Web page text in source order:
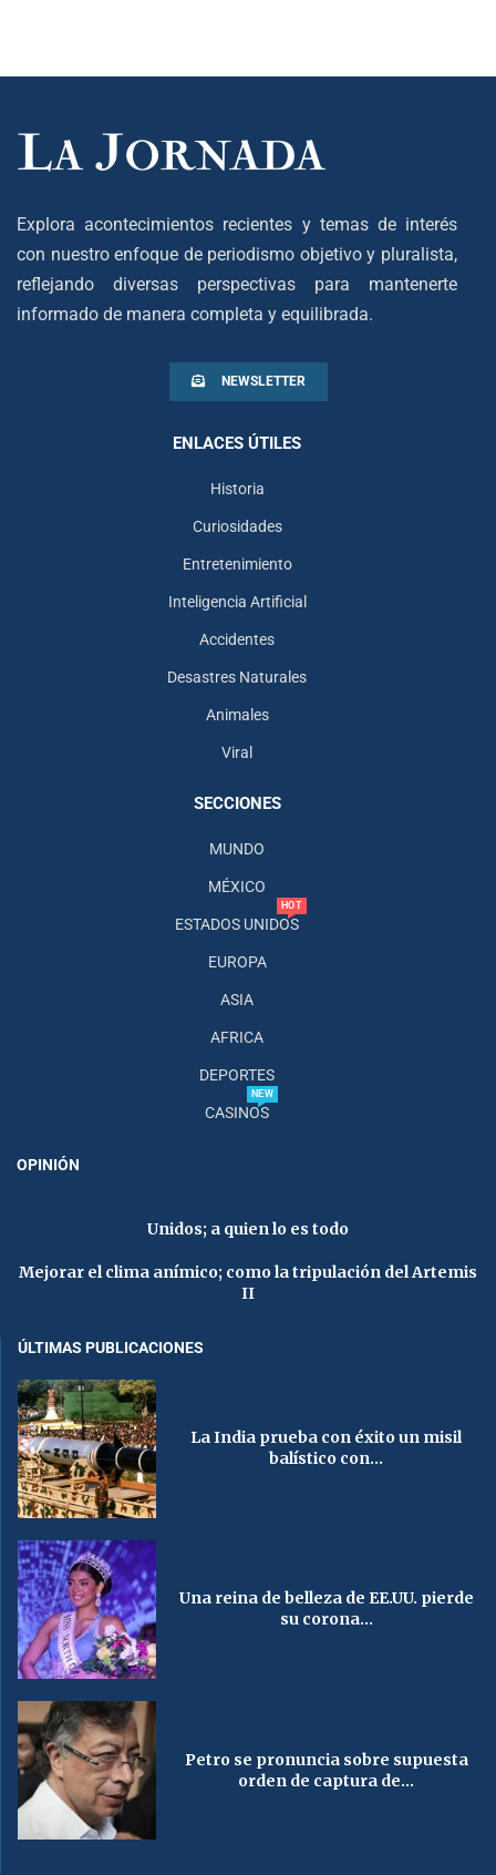
Explora acontecimientos recientes y temas de interés
con nuestro enfoque de periodismo objetivo y pluralista,
reflejando diversas perspectivas para mantenerte
informado de manera completa y equilibrada.
NEWSLETTER
ENLACES ÚTILES
Historia
Curiosidades
Entretenimiento
Inteligencia Artificial
Accidentes
Desastres Naturales
Animales
Viral
SECCIONES
MUNDO
MÉXICO
ESTADOS UNIDOS
HOT
EUROPA
ASIA
AFRICA
DEPORTES
CASINOS
NEW
OPINIÓN
Unidos; a quien lo es todo
Mejorar el clima anímico; como la tripulación del Artemis
II
ÚLTIMAS PUBLICACIONES
La India prueba con éxito un misil
balístico con...
Una reina de belleza de EE.UU. pierde
su corona...
Petro se pronuncia sobre supuesta
orden de captura de...